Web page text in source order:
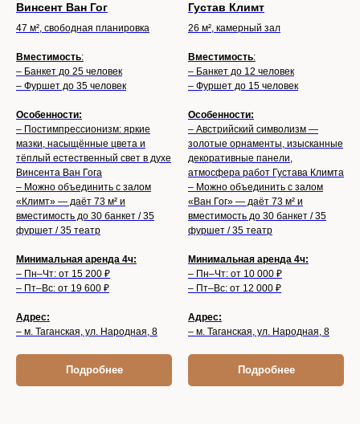
Винсент Ван Гог
47 м², свободная планировка
Вместимость:
– Банкет до 25 человек
– Фуршет до 35 человек
Особенности:
– Постимпрессионизм: яркие
мазки, насыщённые цвета и
тёплый естественный свет в духе
Винсента Ван Гога
– Можно объединить с залом
«Климт» — даёт 73 м² и
вместимость до 30 банкет / 35
фуршет / 35 театр
Минимальная аренда 4ч:
– Пн–Чт: от 15 200 ₽
– Пт–Вс: от 19 600 ₽
Адрес:
– м. Таганская, ул. Народная, 8
Подробнее
Густав Климт
26 м², камерный зал
Вместимость:
– Банкет до 12 человек
– Фуршет до 15 человек
Особенности:
– Австрийский символизм —
золотые орнаменты, изысканные
декоративные панели,
атмосфера работ Густава Климта
– Можно объединить с залом
«Ван Гог» — даёт 73 м² и
вместимость до 30 банкет / 35
фуршет / 35 театр
Минимальная аренда 4ч:
– Пн–Чт: от 10 000 ₽
– Пт–Вс: от 12 000 ₽
Адрес:
– м. Таганская, ул. Народная, 8
Подробнее